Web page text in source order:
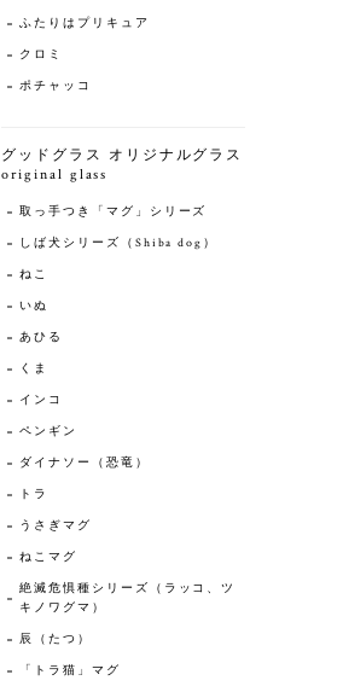
ふたりはプリキュア
クロミ
ポチャッコ
グッドグラス オリジナルグラス
original glass
取っ手つき「マグ」シリーズ
しば犬シリーズ（Shiba dog）
ねこ
いぬ
あひる
くま
インコ
ペンギン
ダイナソー（恐竜）
トラ
うさぎマグ
ねこマグ
絶滅危惧種シリーズ（ラッコ、ツ
キノワグマ）
辰（たつ）
「トラ猫」マグ